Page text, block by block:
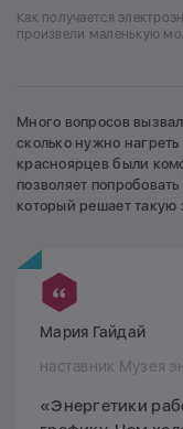
Как получается
произвели маленькую
Много вопросов
сколько нужно
красноярцев были
позволяет
который решает такую
Мария Гайдай
наставник Музея
«Энергетики